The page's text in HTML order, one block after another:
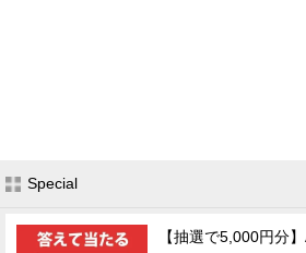
Special
【抽選で5,000円分